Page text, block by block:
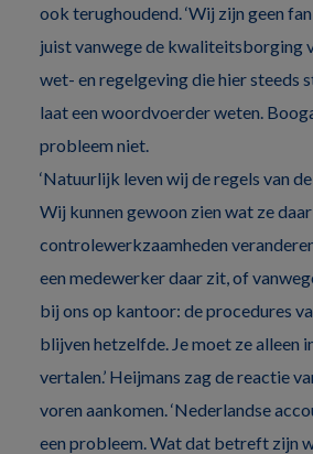
ook terughoudend. ‘Wij zijn geen
juist vanwege de kwaliteitsborging
wet- en regelgeving die hier steeds
laat een woordvoerder weten.
probleem niet.
‘Natuurlijk leven wij de regels van
Wij kunnen gewoon zien wat ze
controlewerkzaamheden
een medewerker daar zit, of
bij ons op kantoor: de procedures
blijven hetzelfde. Je moet ze alleen
vertalen.’ Heijmans zag de reactie
voren aankomen. ‘Nederlandse
een probleem. Wat dat betreft zijn